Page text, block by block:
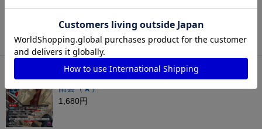
神々廻（★）
1,980円
南雲（★）
1,680円